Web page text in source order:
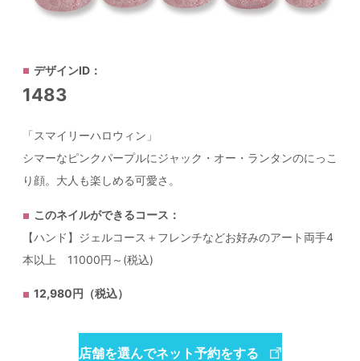
デザインID：
1483
「スマイリーハロウィン」
シマーなピンクパープルにジャック・オー・ランタンのにっこ
り顔。大人も楽しめる可愛さ。
このネイルができるコース：
【ハンド】ジェルコース＋フレンチなどお好みのアート両手4
本以上 11000円～(税込)
12,980円（税込）
店舗を選んでネット予約をする